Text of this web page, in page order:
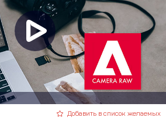
Добавить в список желаемых